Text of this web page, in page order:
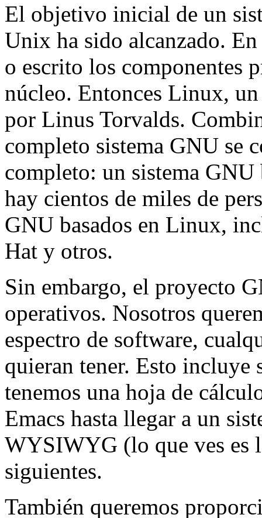
El objetivo inicial de un
Unix ha sido alcanzado.
o escrito los componentes
núcleo. Entonces Linux,
por Linus Torvalds.
completo sistema GNU se
completo: un sistema
hay cientos de miles de
GNU basados en Linux,
Hat y otros.
Sin embargo, el proyecto
operativos. Nosotros
espectro de software,
quieran tener. Esto incluye
tenemos una hoja de
Emacs hasta llegar a un
WYSIWYG (lo que ves es
siguientes.
También queremos